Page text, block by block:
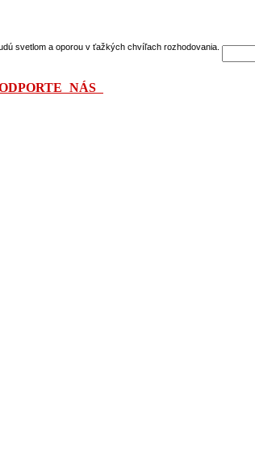
svetlom a oporou v ťažkých chvíľach rozhodovania.
NÁS